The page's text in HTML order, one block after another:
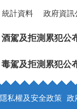
統計資料 政府資訊
酒駕及拒測累犯公
毒駕及拒測累犯公
隱私權及安全政策 政